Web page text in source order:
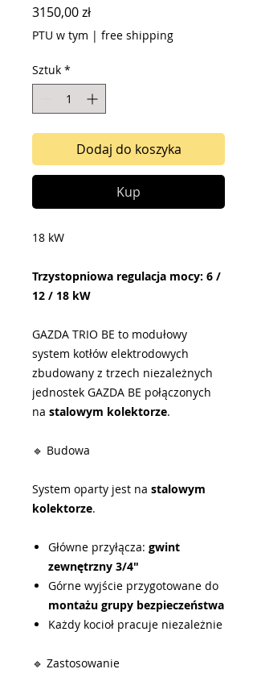
3150,00 złCena
PTU w tym | free shipping
Sztuk *
Dodaj do koszyka
Kup
18 kW
Trzystopniowa regulacja mocy: 6 /
12 / 18 kW
GAZDA TRIO BE to modułowy
system kotłów elektrodowych
zbudowany z trzech niezależnych
jednostek GAZDA BE połączonych
na stalowym kolektorze.
🔹 Budowa
System oparty jest na stalowym
kolektorze.
Główne przyłącza: gwint
zewnętrzny 3/4"
Górne wyjście przygotowane do
montażu grupy bezpieczeństwa
Każdy kocioł pracuje niezależnie
🔹 Zastosowanie